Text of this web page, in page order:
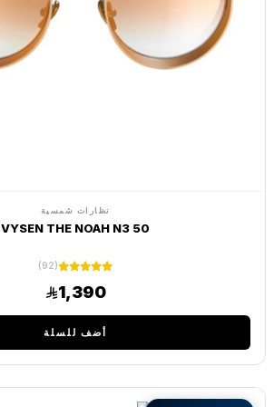
نظارات شمسية
VYSEN THE NOAH N3 50
(92)
1,390
أضف للسلة